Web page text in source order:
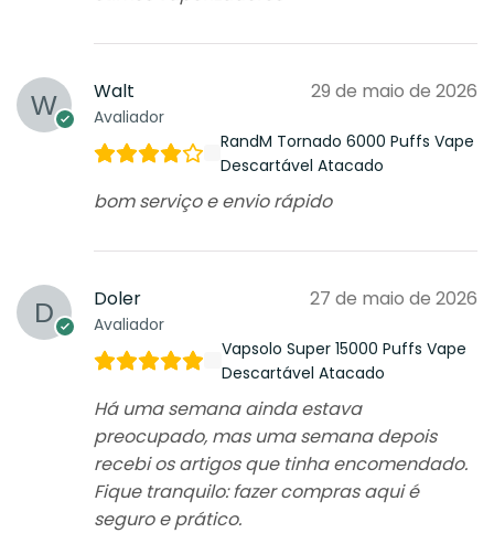
Walt
Avaliador
29 de maio de 2026
RandM Tornado 6000 Puffs Vape
Descartável Atacado
bom serviço e envio rápido
Doler
Avaliador
27 de maio de 2026
Vapsolo Super 15000 Puffs Vape
Descartável Atacado
Há uma semana ainda estava
preocupado, mas uma semana depois
recebi os artigos que tinha encomendado.
Fique tranquilo: fazer compras aqui é
seguro e prático.